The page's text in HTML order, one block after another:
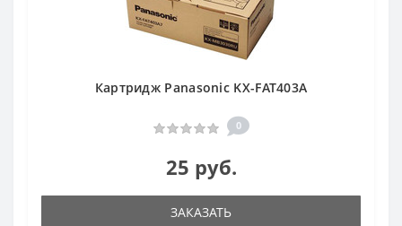
Картридж Panasonic KX-FAT403A
0
25 руб.
ЗАКАЗАТЬ